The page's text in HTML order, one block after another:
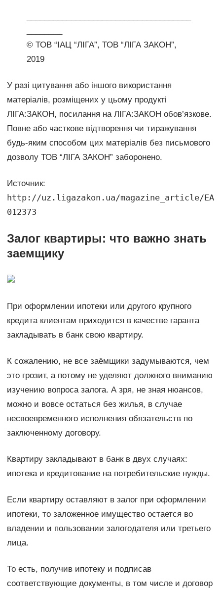
© ТОВ “ІАЦ “ЛІГА”, ТОВ “ЛІГА ЗАКОН”,
2019
У разі цитування або іншого використання
матеріалів, розміщених у цьому продукті
ЛІГА:ЗАКОН, посилання на ЛІГА:ЗАКОН обов’язкове.
Повне або часткове відтворення чи тиражування
будь-яким способом цих матеріалів без письмового
дозволу ТОВ “ЛІГА ЗАКОН” заборонено.
Источник:
http://uz.ligazakon.ua/magazine_article/EA
012373
Залог квартиры: что важно знать
заемщику
При оформлении ипотеки или другого крупного
кредита клиентам приходится в качестве гаранта
закладывать в банк свою квартиру.
К сожалению, не все заёмщики задумываются, чем
это грозит, а потому не уделяют должного вниманию
изучению вопроса залога. А зря, не зная нюансов,
можно и вовсе остаться без жилья, в случае
несвоевременного исполнения обязательств по
заключенному договору.
Квартиру закладывают в банк в двух случаях:
ипотека и кредитование на потребительские нужды.
Если квартиру оставляют в залог при оформлении
ипотеки, то заложенное имущество остается во
владении и пользовании залогодателя или третьего
лица.
То есть, получив ипотеку и подписав
соответствующие документы, в том числе и договор